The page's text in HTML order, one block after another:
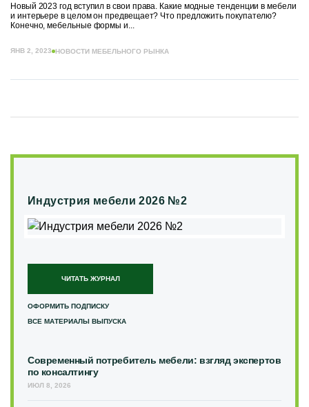
Новый 2023 год вступил в свои права. Какие модные тенденции в мебели
и интерьере в целом он предвещает? Что предложить покупателю?
Конечно, мебельные формы и...
ЯНВ 2, 2023 НОВОСТИ МЕБЕЛЬНОГО РЫНКА
Индустрия мебели 2026 №2
ЧИТАТЬ ЖУРНАЛ
ОФОРМИТЬ ПОДПИСКУ
ВСЕ МАТЕРИАЛЫ ВЫПУСКА
Современный потребитель мебели: взгляд экспертов
по консалтингу
ИЮЛ 8, 2026